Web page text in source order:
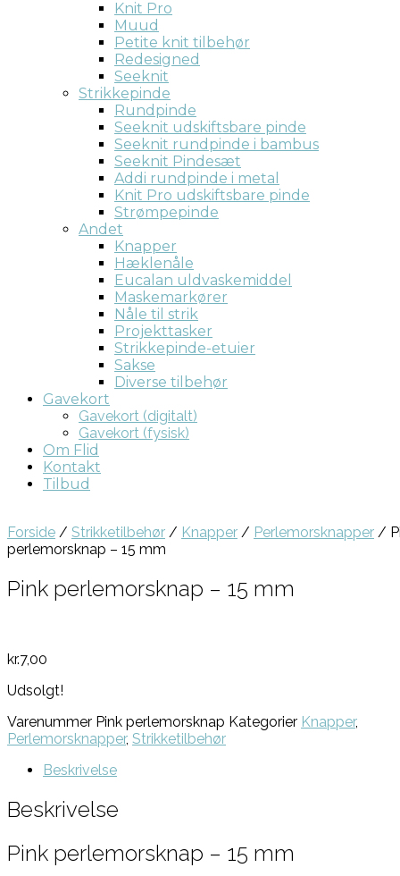
Knit Pro
Muud
Petite knit tilbehør
Redesigned
Seeknit
Strikkepinde
Rundpinde
Seeknit udskiftsbare pinde
Seeknit rundpinde i bambus
Seeknit Pindesæt
Addi rundpinde i metal
Knit Pro udskiftsbare pinde
Strømpepinde
Andet
Knapper
Hæklenåle
Eucalan uldvaskemiddel
Maskemarkører
Nåle til strik
Projekttasker
Strikkepinde-etuier
Sakse
Diverse tilbehør
Gavekort
Gavekort (digitalt)
Gavekort (fysisk)
Om Flid
Kontakt
Tilbud
Forside / Strikketilbehør / Knapper / Perlemorsknapper /
perlemorsknap – 15 mm
Pink perlemorsknap – 15 mm
kr.7,00
Udsolgt!
Varenummer Pink perlemorsknap Kategorier Knapper,
Perlemorsknapper, Strikketilbehør
Beskrivelse
Beskrivelse
Pink perlemorsknap – 15 mm